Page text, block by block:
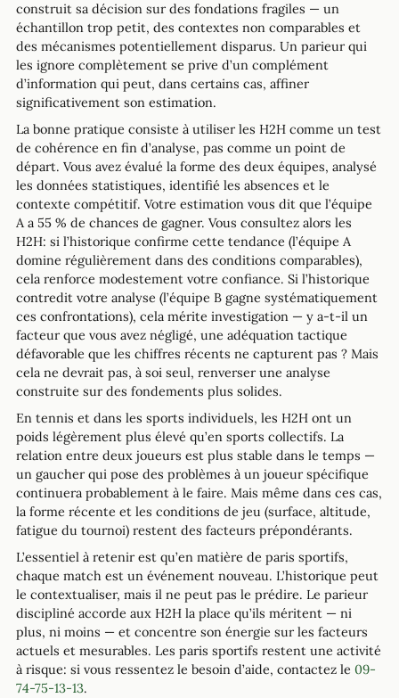
construit sa décision sur des fondations fragiles — un
échantillon trop petit, des contextes non comparables et
des mécanismes potentiellement disparus. Un parieur qui
les ignore complètement se prive d’un complément
d’information qui peut, dans certains cas, affiner
significativement son estimation.
La bonne pratique consiste à utiliser les H2H comme un test
de cohérence en fin d’analyse, pas comme un point de
départ. Vous avez évalué la forme des deux équipes, analysé
les données statistiques, identifié les absences et le
contexte compétitif. Votre estimation vous dit que l’équipe
A a 55 % de chances de gagner. Vous consultez alors les
H2H: si l’historique confirme cette tendance (l’équipe A
domine régulièrement dans des conditions comparables),
cela renforce modestement votre confiance. Si l’historique
contredit votre analyse (l’équipe B gagne systématiquement
ces confrontations), cela mérite investigation — y a-t-il un
facteur que vous avez négligé, une adéquation tactique
défavorable que les chiffres récents ne capturent pas ? Mais
cela ne devrait pas, à soi seul, renverser une analyse
construite sur des fondements plus solides.
En tennis et dans les sports individuels, les H2H ont un
poids légèrement plus élevé qu’en sports collectifs. La
relation entre deux joueurs est plus stable dans le temps —
un gaucher qui pose des problèmes à un joueur spécifique
continuera probablement à le faire. Mais même dans ces cas,
la forme récente et les conditions de jeu (surface, altitude,
fatigue du tournoi) restent des facteurs prépondérants.
L’essentiel à retenir est qu’en matière de paris sportifs,
chaque match est un événement nouveau. L’historique peut
le contextualiser, mais il ne peut pas le prédire. Le parieur
discipliné accorde aux H2H la place qu’ils méritent — ni
plus, ni moins — et concentre son énergie sur les facteurs
actuels et mesurables. Les paris sportifs restent une activité
à risque: si vous ressentez le besoin d’aide, contactez le 09-
74-75-13-13.